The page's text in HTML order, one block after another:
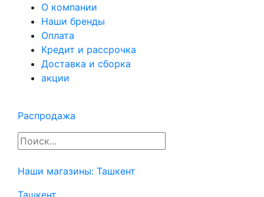
О компании
Наши бренды
Оплата
Кредит и рассрочка
Доставка и сборка
акции
Распродажа
Наши магазины: Ташкент
Ташкент